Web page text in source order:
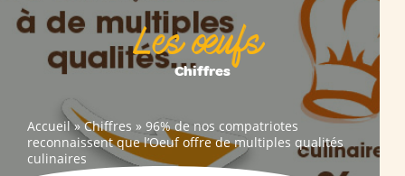
Les œufs
Chiffres
Accueil»Chiffres » 96% de nos compatriotes
reconnaissent que l’Oeuf offre de multiples qualités
culinaires